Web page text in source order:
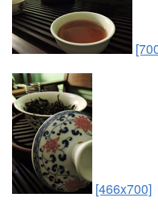
[466x700]